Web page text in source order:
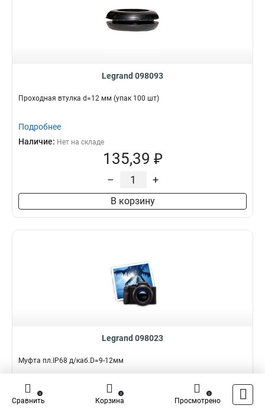
Legrand 098093
Проходная втулка d=12 мм (упак 100 шт)
Подробнее
Наличие: Нет на складе
135,39 ₽
– +
В корзину
Legrand 098023
Муфта пл.IP68 д/каб.D=9-12мм
Подробнее
Наличие:
Нет на складе
Сравнить
0
Корзина
0
Просмотрено
0